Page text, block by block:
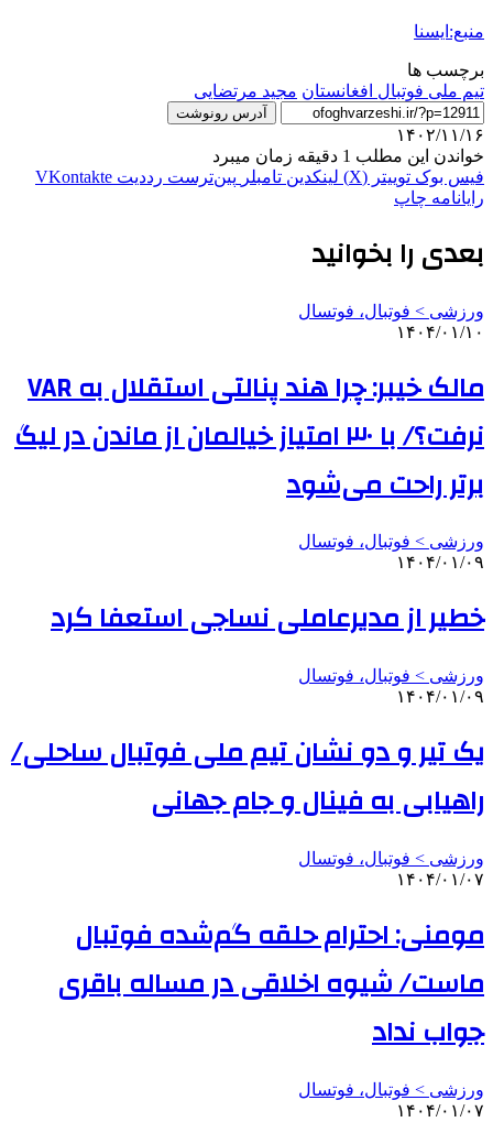
منبع:ایسنا
برچسب ها
تیم ملی فوتبال افغانستان مجید مرتضایی
آدرس رونوشت
۱۴۰۲/۱۱/۱۶
خواندن این مطلب 1 دقیقه زمان میبرد
فیس بوک توییتر (X) لینکدین ‫تامبلر ‫پین‌ترست ‫رددیت ‫VKontakte
رایانامه چاپ
بعدی را بخوانید
ورزشی > فوتبال، فوتسال
۱۴۰۴/۰۱/۱۰
مالک خیبر: چرا هند پنالتی استقلال به VAR
نرفت؟/ با ۳۰ امتیاز خیالمان از ماندن در لیگ
برتر راحت می‌شود
ورزشی > فوتبال، فوتسال
۱۴۰۴/۰۱/۰۹
خطیر از مدیرعاملی نساجی استعفا کرد
ورزشی > فوتبال، فوتسال
۱۴۰۴/۰۱/۰۹
یک تیر و دو نشان تیم ملی فوتبال ساحلی/
راهیابی به فینال و جام جهانی
ورزشی > فوتبال، فوتسال
۱۴۰۴/۰۱/۰۷
مومنی: احترام حلقه گم‌شده فوتبال
ماست/ شیوه اخلاقی در مساله باقری
جواب نداد
ورزشی > فوتبال، فوتسال
۱۴۰۴/۰۱/۰۷